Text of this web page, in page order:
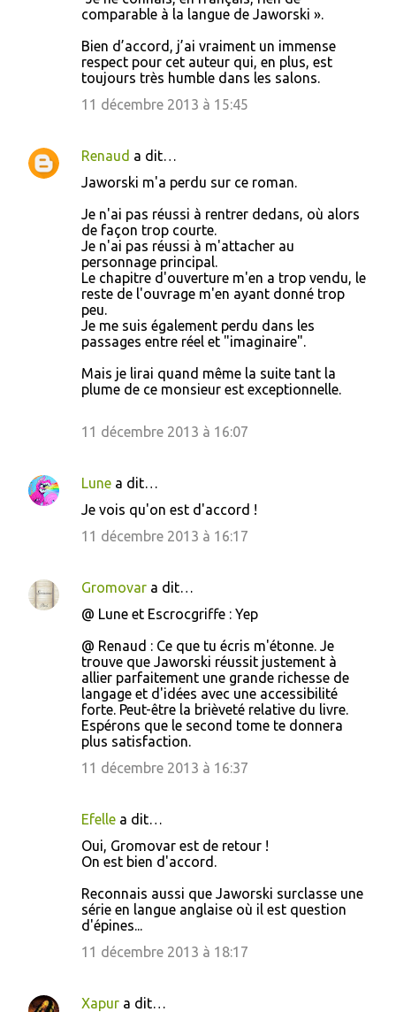
a
comparable à la langue de Jaworski ».
Bien d’accord, j’ai vraiment un immense
respect pour cet auteur qui, en plus, est
toujours très humble dans les salons.
11 décembre 2013 à 15:45
Renaud a dit…
Jaworski m'a perdu sur ce roman.
Je n'ai pas réussi à rentrer dedans, où alors
de façon trop courte.
Je n'ai pas réussi à m'attacher au
personnage principal.
Le chapitre d'ouverture m'en a trop vendu, le
reste de l'ouvrage m'en ayant donné trop
peu.
Je me suis également perdu dans les
passages entre réel et "imaginaire".
Mais je lirai quand même la suite tant la
plume de ce monsieur est exceptionnelle.
11 décembre 2013 à 16:07
Lune a dit…
Je vois qu'on est d'accord !
11 décembre 2013 à 16:17
Gromovar a dit…
@ Lune et Escrocgriffe : Yep
@ Renaud : Ce que tu écris m'étonne. Je
trouve que Jaworski réussit justement à
allier parfaitement une grande richesse de
langage et d'idées avec une accessibilité
forte. Peut-être la brièveté relative du livre.
Espérons que le second tome te donnera
plus satisfaction.
11 décembre 2013 à 16:37
Efelle a dit…
Oui, Gromovar est de retour !
On est bien d'accord.
Reconnais aussi que Jaworski surclasse une
série en langue anglaise où il est question
d'épines...
11 décembre 2013 à 18:17
Xapur a dit…